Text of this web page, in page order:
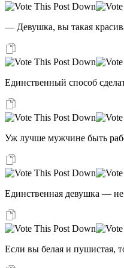
— Девушка, вы такая
Единственный способ
Уж лучше мужчине быть
Единственная девушка — не
Если вы белая и пушистая,